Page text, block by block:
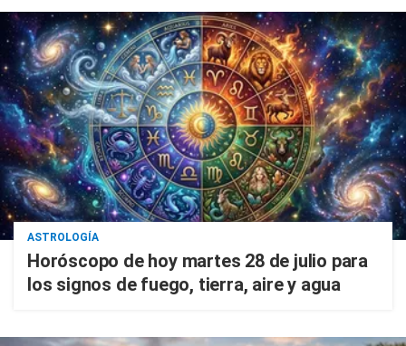
ASTROLOGÍA
Horóscopo de hoy martes 28 de julio para
los signos de fuego, tierra, aire y agua